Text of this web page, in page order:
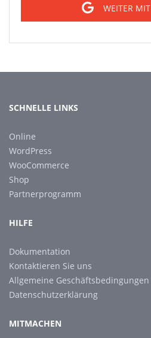
WEITER MIT
SCHNELLE LINKS
Online
WordPress
WooCommerce
Shop
Partnerprogramm
HILFE
Dokumentation
Kontaktieren Sie uns
Allgemeine Geschäftsbedingungen
Datenschutzerklärung
MITMACHEN